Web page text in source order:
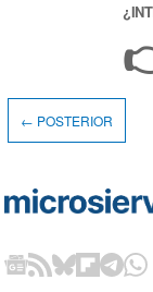
← POSTERIOR